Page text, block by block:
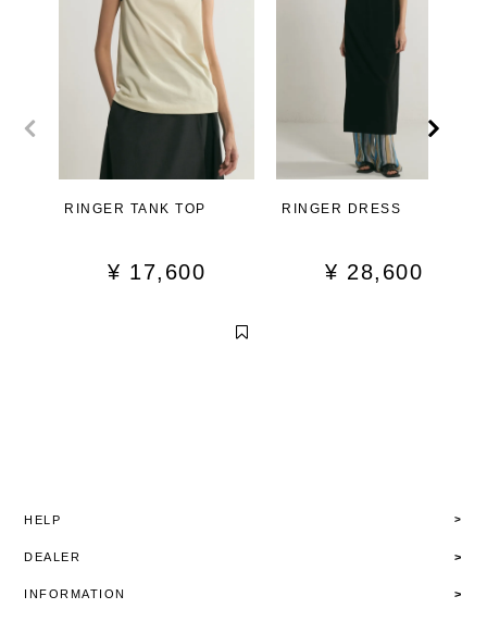
RINGER TANK TOP
¥ 17,600
RINGER DRESS
¥ 28,600
HELP
DEALER
INFORMATION